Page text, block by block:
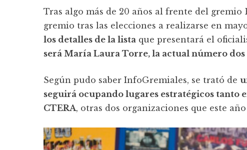
Tras algo más de 20 años al frente del
gremio tras las elecciones a realizarse en
los detalles de la lista que presentará el
será María Laura Torre, la actual número
Según pudo saber InfoGremiales, se trató de
seguirá ocupando lugares estratégicos tanto
CTERA, otras dos organizaciones que este